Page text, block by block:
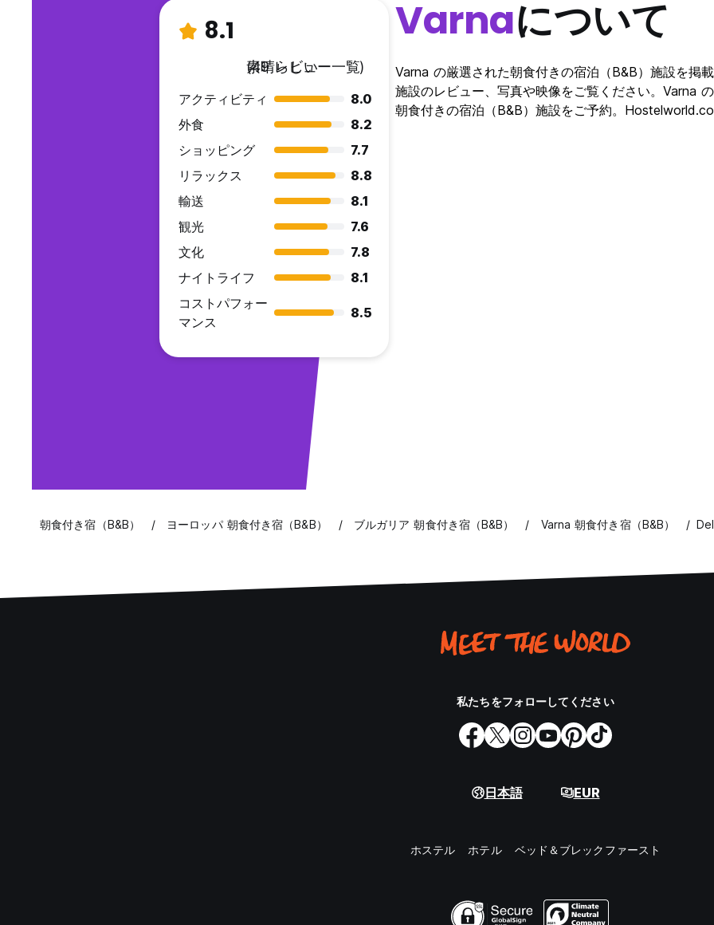
8.1
素晴らしい
(49 レビュー一覧)
アクティビティ
8.0
外食
8.2
ショッピング
7.7
リラックス
8.8
輸送
8.1
観光
7.6
文化
7.8
ナイトライフ
8.1
コストパフォー
マンス
8.5
Varnaについて
Varna の厳選された朝食付きの宿泊（B&B）施設を掲
施設のレビュー、写真や映像をご覧ください。Varna
朝食付きの宿泊（B&B）施設をご予約。
朝食付き宿（B&B） ヨーロッパ 朝食付き宿（B&B） ブルガリア 朝食付き宿（B&B） Varna 朝食付き宿（B&B）
私たちをフォローしてください
日本語 EUR
ホステル ホテル ベッド＆ブレックファースト